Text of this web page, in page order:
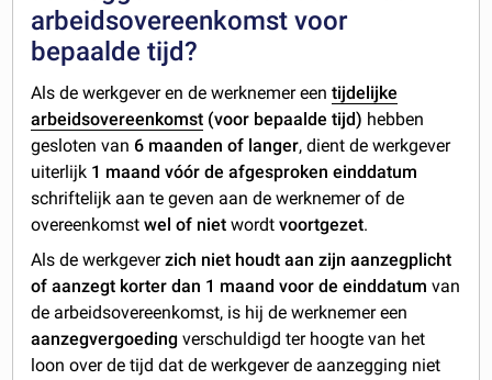
arbeidsovereenkomst voor
bepaalde tijd?
Als de werkgever en de werknemer eentijdelijke
arbeidsovereenkomst (voor bepaalde tijd) hebben
gesloten van 6 maanden of langer, dient de werkgever
uiterlijk 1 maand vóór de afgesproken einddatum
schriftelijk aan te geven aan de werknemer of de
overeenkomstwel of nietwordtvoortgezet.
Als de werkgeverzich niet houdt aan zijn aanzegplicht
of aanzegt korter dan 1 maand voor de einddatum van
de arbeidsovereenkomst, is hij de werknemer een
aanzegvergoedingverschuldigd ter hoogte van het
loon over de tijd dat de werkgever de aanzegging niet